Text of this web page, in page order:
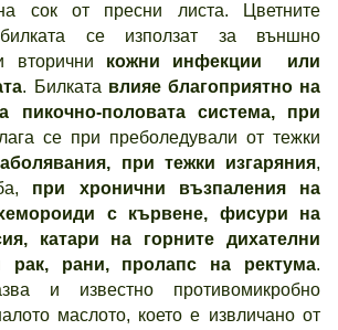
на сок от пресни листа. Цветните
се използат за външно
вторични кожни инфекции или
. Билката влияе благоприятно на
пикочно-половата система, при
се при преболедували от тежки
при тежки изгаряния,
при хронични възпаления на
с кървене, фисури на
катари на горните дихателни
рак, рани, пролапс на ректума.
и известно противомикробно
маслото, което е извличано от